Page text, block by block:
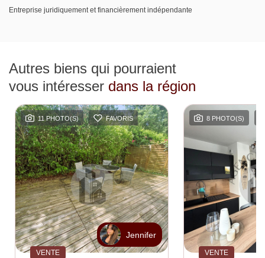
Entreprise juridiquement et financièrement indépendante
Autres biens qui pourraient
vous intéresser dans la région
11 PHOTO(S) FAVORIS
Jennifer
VENTE
8 PHOTO(S)
VENTE